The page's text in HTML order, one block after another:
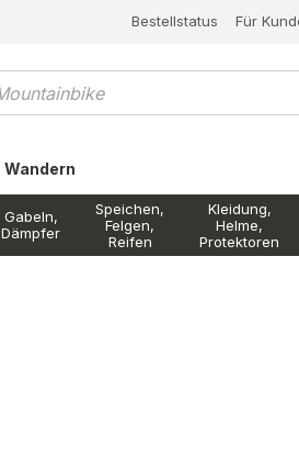
Bestellstatus Für
Wandern
Gabeln,
Dämpfer
Speichen,
Felgen,
Reifen
Kleidung,
Helme,
Protektoren